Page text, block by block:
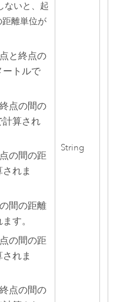
ないと、起
離単位が
と終点の
ートルで
点の間の
計算され
の間の距
れま
間の距離
す。
の間の距
れま
点の間の
String